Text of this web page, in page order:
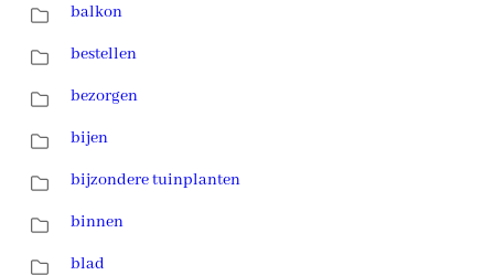
balkon
bestellen
bezorgen
bijen
bijzondere tuinplanten
binnen
blad